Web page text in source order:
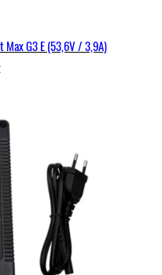
Max G3 E (53,6V / 3,9A)